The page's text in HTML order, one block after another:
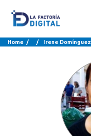
Home / / Irene Domínguez